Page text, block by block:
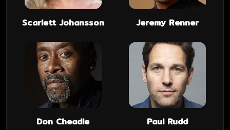
Scarlett Johansson Jeremy Renner
Don Cheadle Paul Rudd